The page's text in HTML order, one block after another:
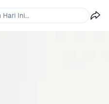
Ini...